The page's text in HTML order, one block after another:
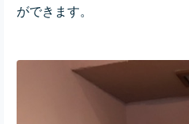
ができます。